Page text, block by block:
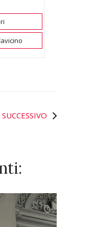
SUCCESSIVO